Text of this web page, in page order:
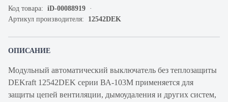
Код товара: iD-00088919
Артикул производителя: 12542DEK
ОПИСАНИЕ
Модульный автоматический выключатель без теплозащиты
DEKraft 12542DEK серии ВА-103М применяется для
защиты цепей вентиляции, дымоудаления и других систем,